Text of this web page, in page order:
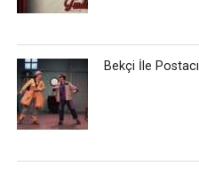
Bekçi İle Postacı